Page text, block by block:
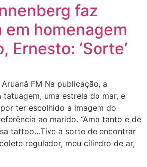
faz
homenagem
Ernesto: ‘Sorte’
FM Na publicação, a
tatuagem, uma estrela do mar, e
ter escolhido a imagem do
ao marido. “Amo tanto e de
tattoo…Tive a sorte de encontrar
regulador, meu cilindro de ar,